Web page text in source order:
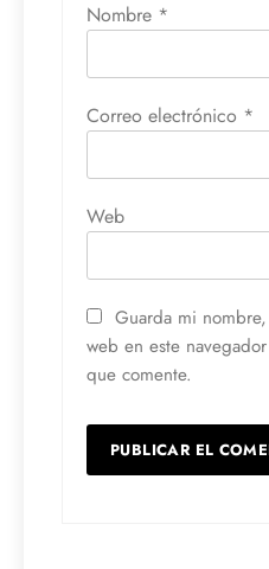
Nombre *
Correo electrónico *
Web
Guarda mi
web en este
que comente.